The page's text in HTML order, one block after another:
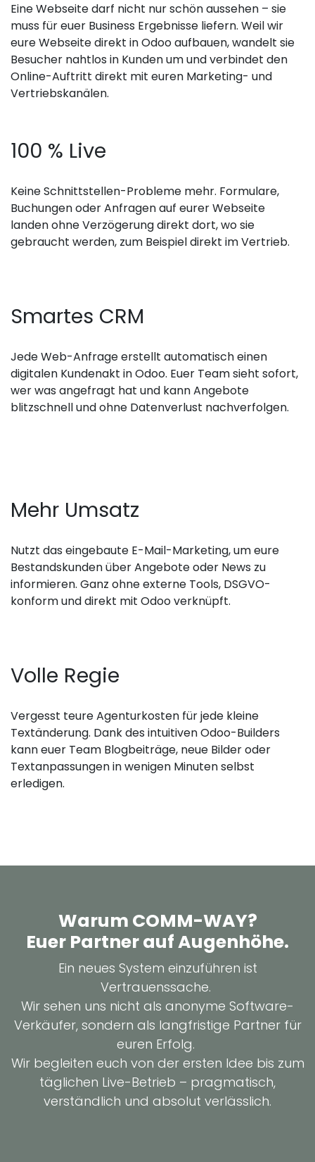
Eine Webseite darf nicht nur schön aussehen – sie
muss für euer Business Ergebnisse liefern. Weil wir
eure Webseite direkt in Odoo aufbauen, wandelt sie
Besucher nahtlos in Kunden um und verbindet den
Online-Auftritt direkt mit euren Marketing- und
Vertriebskanälen.
100 % Live
Keine Schnittstellen-Probleme mehr. Formulare,
Buchungen oder Anfragen auf eurer Webseite
landen ohne Verzögerung direkt dort, wo sie
gebraucht werden, zum Beispiel direkt im Vertrieb.
Smartes CRM
Jede Web-Anfrage erstellt automatisch einen
digitalen Kundenakt in Odoo. Euer Team sieht sofort,
wer was angefragt hat und kann Angebote
blitzschnell und ohne Datenverlust nachverfolgen.
Mehr Umsatz
Nutzt das eingebaute E-Mail-Marketing, um eure
Bestandskunden über Angebote oder News zu
informieren. Ganz ohne externe Tools, DSGVO-
konform und direkt mit Odoo verknüpft.
Volle Regie
Vergesst teure Agenturkosten für jede kleine
Textänderung. Dank des intuitiven Odoo-Builders
kann euer Team Blogbeiträge, neue Bilder oder
Textanpassungen in wenigen Minuten selbst
erledigen.
Warum COMM-WAY?
Euer Partnerauf Augenhöhe.
Ein neues System einzuführen ist
Vertrauenssache.
Wir sehen uns nicht als anonyme Software-
Verkäufer, sondern als langfristige Partner für
euren Erfolg.
Wir begleiten euch von der ersten Idee bis zum
täglichen Live-Betrieb – pragmatisch,
verständlich und absolut verlässlich.